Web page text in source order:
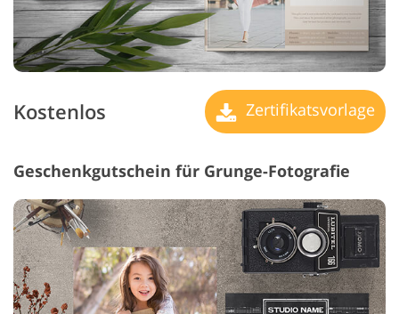
Kostenlos Zertifikatsvorlage
Geschenkgutschein für Grunge-Fotografie